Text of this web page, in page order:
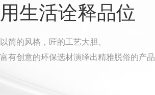
用生活诠释品位
以简的风格，匠的工艺大胆、
富有创意的环保选材演绎出精雅脱俗的产品